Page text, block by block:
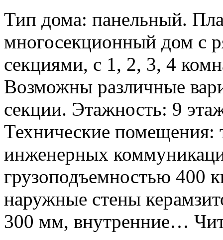
Тип дома: панельный.
многосекционный дом с
секциями, с 1, 2, 3, 4
Возможны различные
секции. Этажность: 9
Технические помещения:
инженерных
грузоподъемностью 400
наружные стены
300 мм, внутренние…